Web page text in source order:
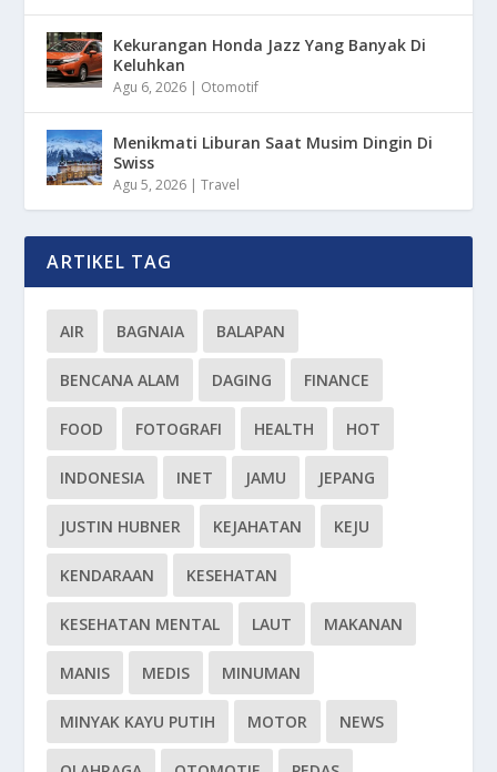
Kekurangan Honda Jazz Yang Banyak Di
Keluhkan
Agu 6, 2026 | Otomotif
Menikmati Liburan Saat Musim Dingin Di
Swiss
Agu 5, 2026 |Travel
ARTIKEL TAG
AIR BAGNAIA BALAPAN
BENCANA ALAM DAGING FINANCE
FOOD FOTOGRAFI HEALTH HOT
INDONESIA INET JAMU JEPANG
JUSTIN HUBNER KEJAHATAN KEJU
KENDARAAN KESEHATAN
KESEHATAN MENTAL LAUT MAKANAN
MANIS MEDIS MINUMAN
MINYAK KAYU PUTIH MOTOR NEWS